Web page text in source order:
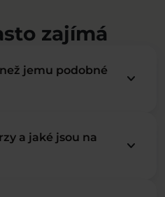
zajímá
jemu podobné
keyboard_arrow_down
a jaké jsou na
keyboard_arrow_down